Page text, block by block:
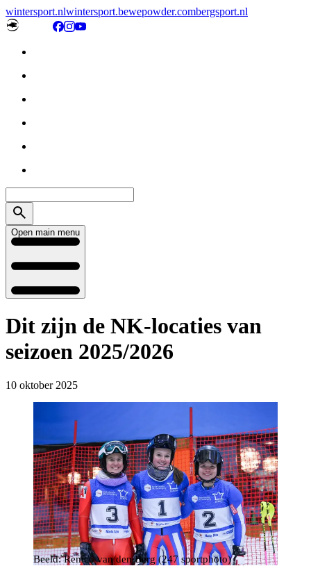
wintersport.nlwintersport.bewepowder.combergsport.nl
Open main menu
Dit zijn de NK-locaties van
seizoen 2025/2026
10 oktober 2025
Beeld: Remco van den Berg (247 sportphoto)